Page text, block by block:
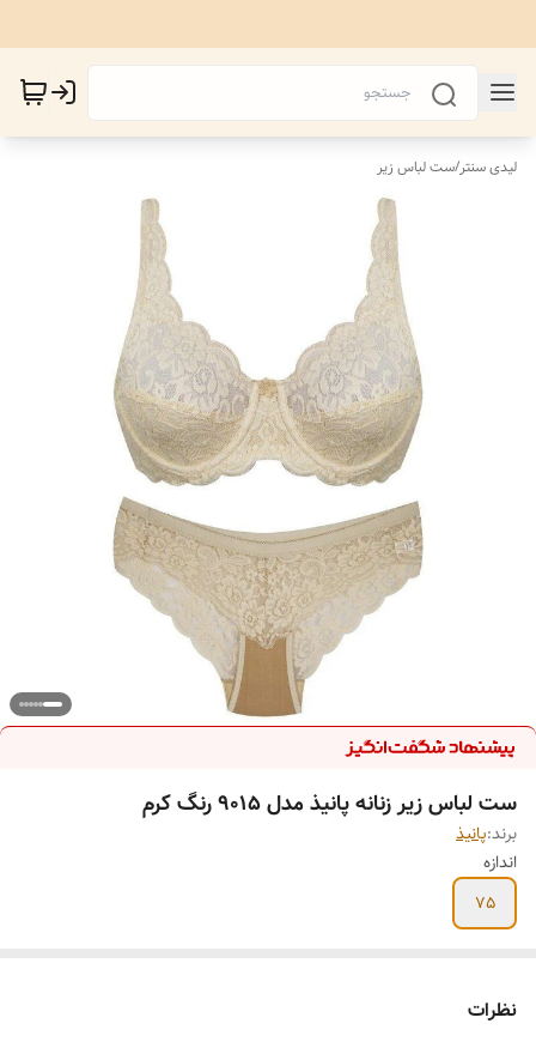
لیدی سنتر/ست لباس زیر
ست لباس زیر زنانه پانیذ مدل 9015 رنگ کرم
برند:پانیذ
اندازه
75
نظرات